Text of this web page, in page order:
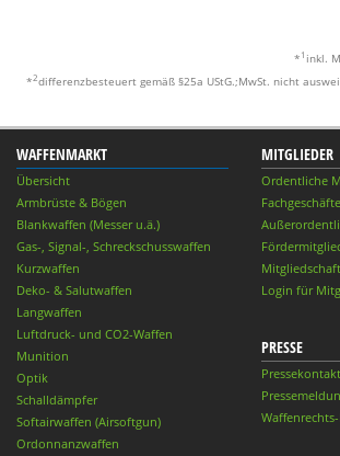
* 1 inkl.
*2differenzbesteuert gemäß §25a UStG.;MwSt. nicht
WAFFENMARKT
Übersicht
Armbrüste & Bögen
Blankwaffen (Messer u.ä.)
Gas-, Signal-, Schreckschusswaffen
Kurzwaffen
Deko- & Salutwaffen
Langwaffen
Luftdruck- und CO2-Waffen
Munition
Optik
Schalldämpfer
Softairwaffen (Airsoftgun)
Ordonnanzwaffen
MITGLIEDER
Ordentliche
Mitgliedschaft
Login für
PRESSE
Pressekontakt
Waffenrechts-